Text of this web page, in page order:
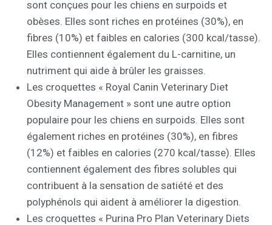
sont conçues pour les chiens en surpoids et
obèses. Elles sont riches en protéines (30%), en
fibres (10%) et faibles en calories (300 kcal/tasse).
Elles contiennent également du L-carnitine, un
nutriment qui aide à brûler les graisses.
Les croquettes « Royal Canin Veterinary Diet
Obesity Management » sont une autre option
populaire pour les chiens en surpoids. Elles sont
également riches en protéines (30%), en fibres
(12%) et faibles en calories (270 kcal/tasse). Elles
contiennent également des fibres solubles qui
contribuent à la sensation de satiété et des
polyphénols qui aident à améliorer la digestion.
Les croquettes « Purina Pro Plan Veterinary Diets